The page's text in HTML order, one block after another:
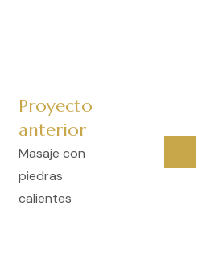
Proyecto
anterior
Masaje con
piedras
calientes